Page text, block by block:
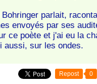
Bohringer parlait,
envoyés par ses
ce poète et j'ai eu la
aussi, sur les ondes.
Repost 0